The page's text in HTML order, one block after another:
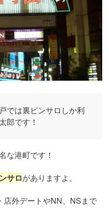
では裏ピンサロしか利
郎です！
な港町です！
サロがありますよ。
店外デートやNN、NSまで